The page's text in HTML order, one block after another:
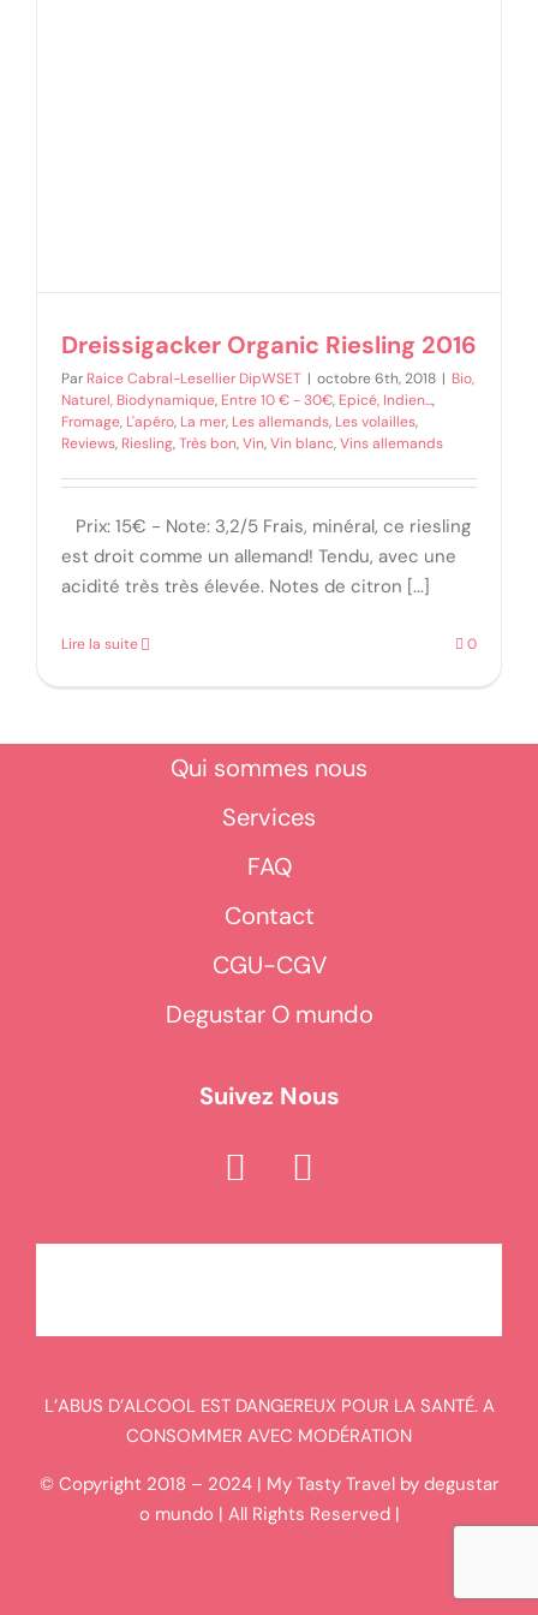
Dreissigacker Organic Riesling 2016
Par Raice Cabral-Lesellier DipWSET | octobre 6th, 2018 | Bio,
Naturel, Biodynamique, Entre 10 € - 30€, Epicé, Indien...,
Fromage, L'apéro, La mer, Les allemands, Les volailles,
Reviews, Riesling,Très bon,Vin,Vin blanc,Vins allemands
Prix: 15€ - Note: 3,2/5 Frais, minéral, ce riesling
est droit comme un allemand! Tendu, avec une
acidité très très élevée. Notes de citron [...]
Lire la suite 0
Qui sommes nous
Services
FAQ
Contact
CGU-CGV
Degustar O mundo
Suivez Nous
L’ABUS D’ALCOOL EST DANGEREUX POUR LA SANTÉ. A
CONSOMMER AVEC MODÉRATION
© Copyright 2018 – 2024 | My Tasty Travel by degustar
o mundo | All Rights Reserved |